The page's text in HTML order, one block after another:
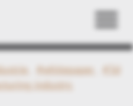
#whitepaper
#3d
industry